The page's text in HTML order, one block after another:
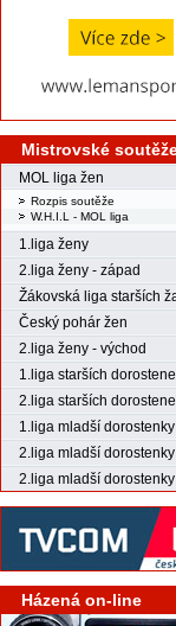
Mistrovské
MOL liga žen
Rozpis soutěže
W.H.I.L - MOL liga
1.liga ženy
2.liga ženy - západ
Žákovská liga starších
Český pohár žen
2.liga ženy - východ
1.liga starších
2.liga starších
1.liga mladší dorostenky
2.liga mladší
2.liga mladší dorostenky
Házená on-line